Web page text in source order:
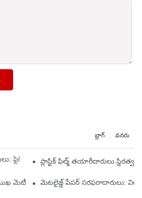
వనరు
బ్లాగ్
ఫ్లెక్సిబుల్ ప్యాకేజింగ్ యొక్క వెన్నెముక
ప్లాస్టిక్ ఫిల్మ్ తయారీదారులు
మెటీరియల్ తయారీదారుల నుండి
మెటలైజ్డ్ పేపర్ సరఫరాదారులు: